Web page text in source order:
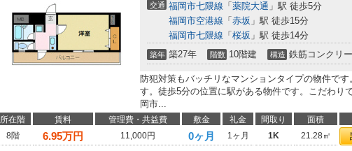
交通 福岡市七隈線 「 薬院大通 」駅 徒歩5分
福岡市空港線 「 赤坂 」駅 徒歩15分
福岡市七隈線 「 桜坂 」駅 徒歩14分
築年 築27年 階数 10階建 構造 鉄筋コンクリ
防犯対策もバッチリなマンションタイプの物件で
す。徒歩5分の位置に駅がある物件です。こだわり
岡市...
所在階 賃料 管理費・共益費 敷金 礼金 間取り 面積
8階
6.95万円 11,000円 0ヶ月 1ヶ月 1K 21.28㎡